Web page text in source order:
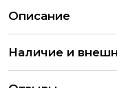
Описание
Наличие и